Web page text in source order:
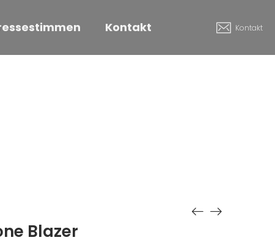
Kontakt Kontakt
Blazer